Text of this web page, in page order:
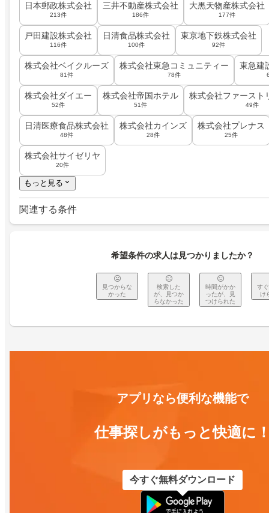
日本郵政株式会社
213件
三井不動産株式会社
186件
大黒天物産株式会社
177件
戸田建設株式会社
116件
日清食品株式会社
100件
東京地下鉄株式会社
92件
株式会社ベイクルーズ
81件
株式会社東急コミュニティー
78件
東急建
株式会社ダイエー
52件
株式会社帝国ホテル
51件
株式会社ファースト
49件
日清医療食品株式会社
48件
株式会社カインズ
28件
株式会社プレナス
25件
株式会社サイゼリヤ
20件
もっと見る
関連する条件
希望条件の求人は見つかりましたか？
見つからな
かった
検索した
が、見つか
らなかった
時間がかか
ったが、見
つけられた
す
け
アプリなら便利な機能で
仕事探しがもっと快適に
今すぐ無料ダウンロード